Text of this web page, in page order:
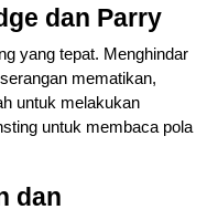
dan Parry
yang tepat. Menghindar
mematikan,
untuk melakukan
untuk membaca pola
dan